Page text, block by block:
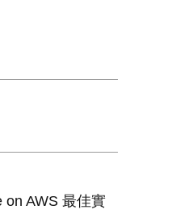
on AWS 最佳實